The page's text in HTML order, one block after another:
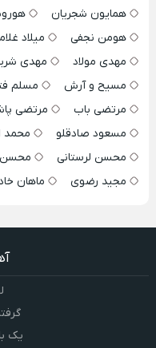
همایون شجریان
هومن نجفی
میلاد
مهدی مولاد
مهدی
مسیح و آرش
مسلم
مرتضی باب
مرتضی
مسعود صادقلو
محمد
محسن لرستانی
مجید رضوی
ماهان
یک